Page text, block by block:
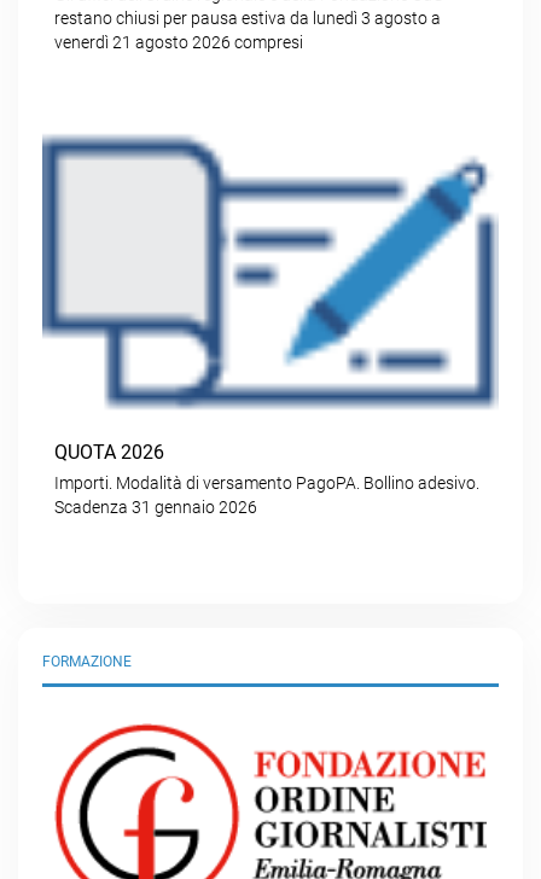
restano chiusi per pausa estiva da lunedì 3 agosto a
venerdì 21 agosto 2026 compresi
QUOTA 2026
Importi. Modalità di versamento PagoPA. Bollino adesivo.
Scadenza 31 gennaio 2026
FORMAZIONE